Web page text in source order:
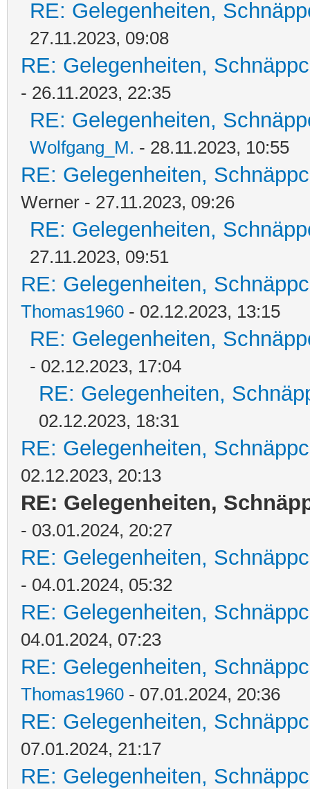
RE: Gelegenheiten,
27.11.2023, 09:08
RE: Gelegenheiten,
- 26.11.2023, 22:35
RE: Gelegenheiten,
Wolfgang_M. - 28.11.2023, 10:55
RE: Gelegenheiten,
Werner - 27.11.2023, 09:26
RE: Gelegenheiten,
27.11.2023, 09:51
RE: Gelegenheiten,
Thomas1960 - 02.12.2023, 13:15
RE: Gelegenheiten,
- 02.12.2023, 17:04
RE: Gelegenheiten,
02.12.2023, 18:31
RE: Gelegenheiten,
02.12.2023, 20:13
RE: Gelegenheiten,
- 03.01.2024, 20:27
RE: Gelegenheiten,
- 04.01.2024, 05:32
RE: Gelegenheiten,
04.01.2024, 07:23
RE: Gelegenheiten,
Thomas1960 - 07.01.2024, 20:36
RE: Gelegenheiten,
07.01.2024, 21:17
RE: Gelegenheiten,